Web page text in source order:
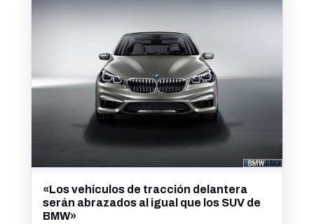
«Los vehículos de tracción delantera
serán abrazados al igual que los SUV de
BMW»